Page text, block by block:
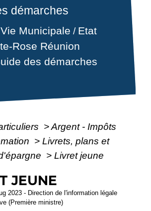
démarches
Vie Municipale / Etat
Rose Réunion
des démarches
>Argent - Impôts
> Livrets, plans et
> Livret jeune
JEUNE
2023 - Direction de l'information légale
(Première ministre)